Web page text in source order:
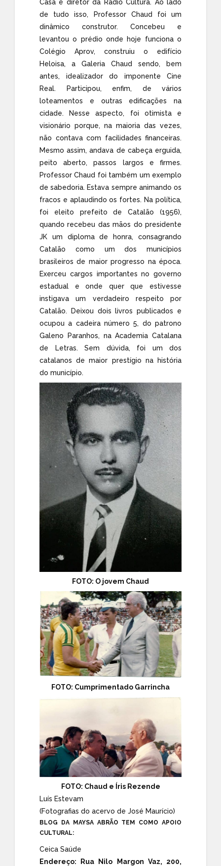
Casa e diretor da Rádio Cultura. Ao lado
de tudo isso, Professor Chaud foi um
dinâmico construtor. Concebeu e
levantou o prédio onde hoje funciona o
Colégio Aprov, construiu o edifício
Heloisa, a Galeria Chaud sendo, bem
antes, idealizador do imponente Cine
Real. Participou, enfim, de vários
loteamentos e outras edificações na
cidade. Nesse aspecto, foi otimista e
visionário porque, na maioria das vezes,
não contava com facilidades financeiras.
Mesmo assim, andava de cabeça erguida,
peito aberto, passos largos e firmes.
Professor Chaud foi também um exemplo
de sabedoria. Estava sempre animando os
fracos e aplaudindo os fortes. Na política,
foi eleito prefeito de Catalão (1956),
quando recebeu das mãos do presidente
JK um diploma de honra, consagrando
Catalão como um dos municípios
brasileiros de maior progresso na época.
Exerceu cargos importantes no governo
estadual e onde quer que estivesse
instigava um verdadeiro respeito por
Catalão. Deixou dois livros publicados e
ocupou a cadeira número 5, do patrono
Galeno Paranhos, na Academia Catalana
de Letras. Sem dúvida, foi um dos
catalanos de maior prestígio na história
do município.
FOTO: O jovem Chaud
FOTO: Cumprimentado Garrincha
FOTO: Chaud e Íris Rezende
Luís Estevam
(Fotografias do acervo de José Maurício)
BLOG DA MAYSA ABRÃO TEM COMO APOIO
CULTURAL:
Ceica Saúde
Endereço:
Rua Nilo Margon Vaz, 200,